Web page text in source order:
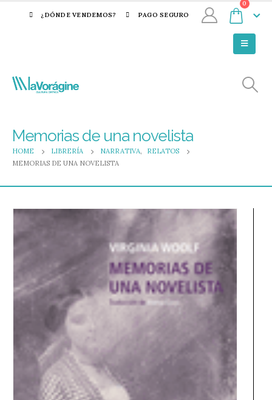
¿DÓNDE VENDEMOS? PAGO SEGURO
0
Memorias de una novelista
HOME LIBRERÍA NARRATIVA,
RELATOS
MEMORIAS DE UNA NOVELISTA